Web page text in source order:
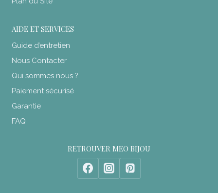
AIDE ET SERVICES
Guide d’entretien
Nous Contacter
Qui sommes nous ?
Paiement sécurisé
Garantie
FAQ
RETROUVER MEO BIJOU